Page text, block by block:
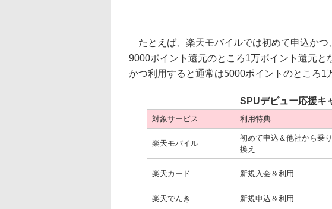
たとえば、楽天モバイルでは初めて申込かつ
9000ポイント還元のところ1万ポイント還元と
かつ利用すると通常は5000ポイントのところ1
SPUデビュー応援キ
対象サービス 利用特典
楽天モバイル
初めて申込＆他社から乗り
換え
楽天カード 新規入会＆利用
楽天でんき 新規申込＆利用